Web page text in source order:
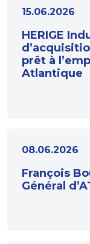
15.06.2026
HERIGE
prêt à
Atlantique
08.06.2026
François
Général